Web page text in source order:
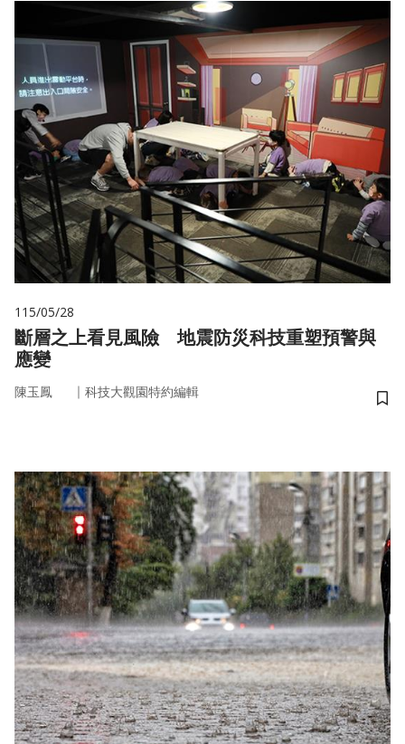
115/05/28
斷層之上看見風險 地震防災科技重塑預警與
應變
陳玉鳳 ｜ 科技大觀園特約編輯
儲